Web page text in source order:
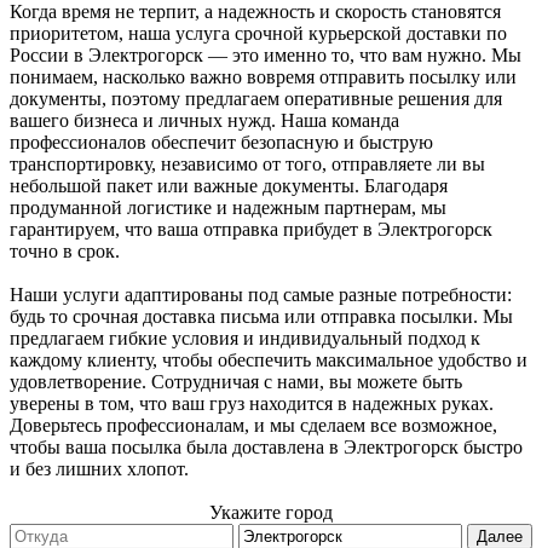
Когда время не терпит, а надежность и скорость становятся
приоритетом, наша услуга срочной курьерской доставки по
России в Электрогорск — это именно то, что вам нужно. Мы
понимаем, насколько важно вовремя отправить посылку или
документы, поэтому предлагаем оперативные решения для
вашего бизнеса и личных нужд. Наша команда
профессионалов обеспечит безопасную и быструю
транспортировку, независимо от того, отправляете ли вы
небольшой пакет или важные документы. Благодаря
продуманной логистике и надежным партнерам, мы
гарантируем, что ваша отправка прибудет в Электрогорск
точно в срок.
Наши услуги адаптированы под самые разные потребности:
будь то срочная доставка письма или отправка посылки. Мы
предлагаем гибкие условия и индивидуальный подход к
каждому клиенту, чтобы обеспечить максимальное удобство и
удовлетворение. Сотрудничая с нами, вы можете быть
уверены в том, что ваш груз находится в надежных руках.
Доверьтесь профессионалам, и мы сделаем все возможное,
чтобы ваша посылка была доставлена в Электрогорск быстро
и без лишних хлопот.
Укажите город
Далее